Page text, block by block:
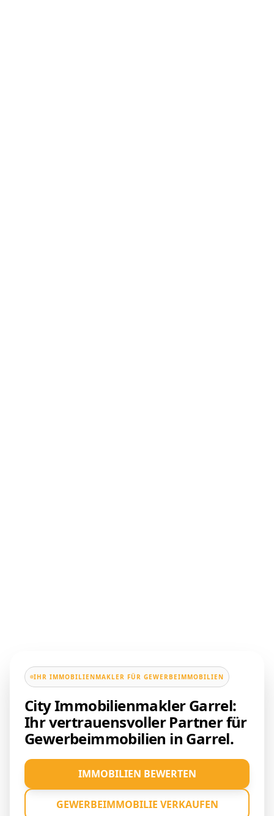
IHR IMMOBILIENMAKLER FÜR GEWERBEIMMOBILIEN
City Immobilienmakler Garrel:
Ihr vertrauensvoller Partner für
Gewerbeimmobilien in Garrel.
IMMOBILIEN BEWERTEN
GEWERBEIMMOBILIE VERKAUFEN